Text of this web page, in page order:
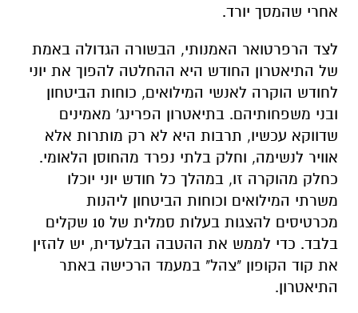
אחרי שהמסך יורד.
לצד הרפרטואר האמנותי, הבשורה הגדולה באמת
של התיאטרון החודש היא ההחלטה להפוך את יוני
לחודש הוקרה לאנשי המילואים, כוחות הביטחון
ובני משפחותיהם. בתיאטרון הפרינג' מאמינים
שדווקא עכשיו, תרבות היא לא רק מותרות אלא
אוויר לנשימה, וחלק בלתי נפרד מהחוסן הלאומי.
כחלק מהוקרה זו, במהלך כל חודש יוני יוכלו
משרתי המילואים וכוחות הביטחון ליהנות
מכרטיסים להצגות בעלות סמלית של 10 שקלים
בלבד. כדי לממש את ההטבה הבלעדית, יש להזין
את קוד הקופון "צהל" במעמד הרכישה באתר
התיאטרון.